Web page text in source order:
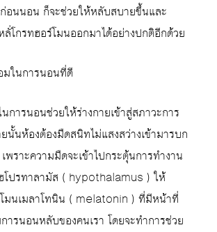
อนนอน ก็จะช่วยให้หลับสบายขึ้นและ
ลั่โกรทฮอร์โมนออกมาได้อย่างปกติอีกด้วย
ในการนอนที่ดี
การนอนช่วยให้ร่างกายเข้าสู่สภาวะการ
นั้นห้องต้องมืดสนิทไม่แสงสว่างเข้ามารบก
พราะความมืดจะเข้าไปกระตุ้นการทำงาน
โปรทาลามัส ( hypothalamus ) ให้
มนเมลาโทนิน ( melatonin ) ที่มีหน้าที่
ารนอนหลับของคนเรา โดยจะทำการช่วย